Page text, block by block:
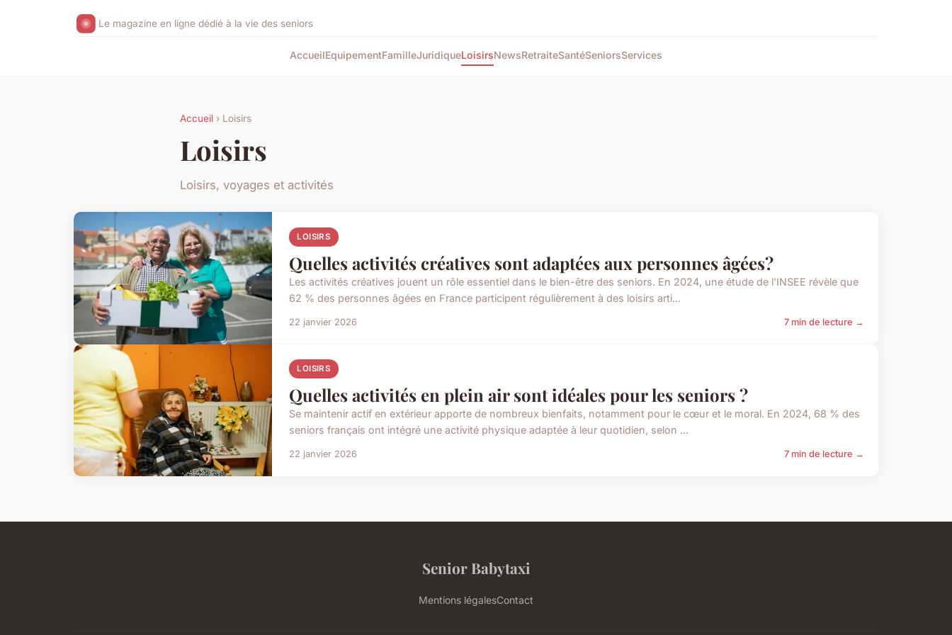
Le magazine en ligne dédié à la vie des seniors
AccueilEquipementFamilleJuridiqueLoisirsNewsRetraiteSantéSeniorsServices
Accueil › Loisirs
Loisirs
Loisirs, voyages et activités
LOISIRS
Quelles activités créatives sont adaptées aux personnes âgées?
Les activités créatives jouent un rôle essentiel dans le bien-être des seniors. En 2024, une étude de l'INSEE révèle que
62 % des personnes âgées en France participent régulièrement à des loisirs arti...
22 janvier 2026 7 min de lecture →
LOISIRS
Quelles activités en plein air sont idéales pour les seniors ?
Se maintenir actif en extérieur apporte de nombreux bienfaits, notamment pour le cœur et le moral. En 2024, 68 % des
seniors français ont intégré une activité physique adaptée à leur quotidien, selon ...
22 janvier 2026 7 min de lecture →
Senior Babytaxi
Mentions légalesContact